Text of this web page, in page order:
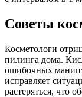
Советы
Косметологи
пилинга дома.
ошибочных
исправляет
растеряться, что